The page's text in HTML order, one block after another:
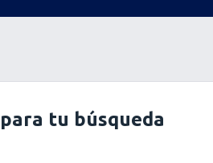
tu búsqueda